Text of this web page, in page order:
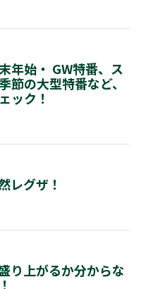
年始・ GW特番、ス
節の大型特番など、
ック！
レグザ！
り上がるか分からな
る注目番組は見逃し
！
ントが貯まっちゃう！